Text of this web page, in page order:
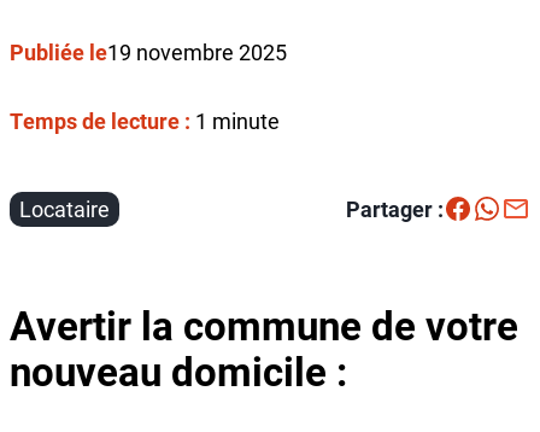
Publiée le19 novembre 2025
Temps de lecture : 1 minute
Locataire Partager :
Avertir la commune de votre
nouveau domicile :